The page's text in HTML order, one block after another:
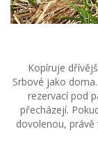
Kopíruje
Srbové jako
rezervací pod
přecházejí.
dovolenou,